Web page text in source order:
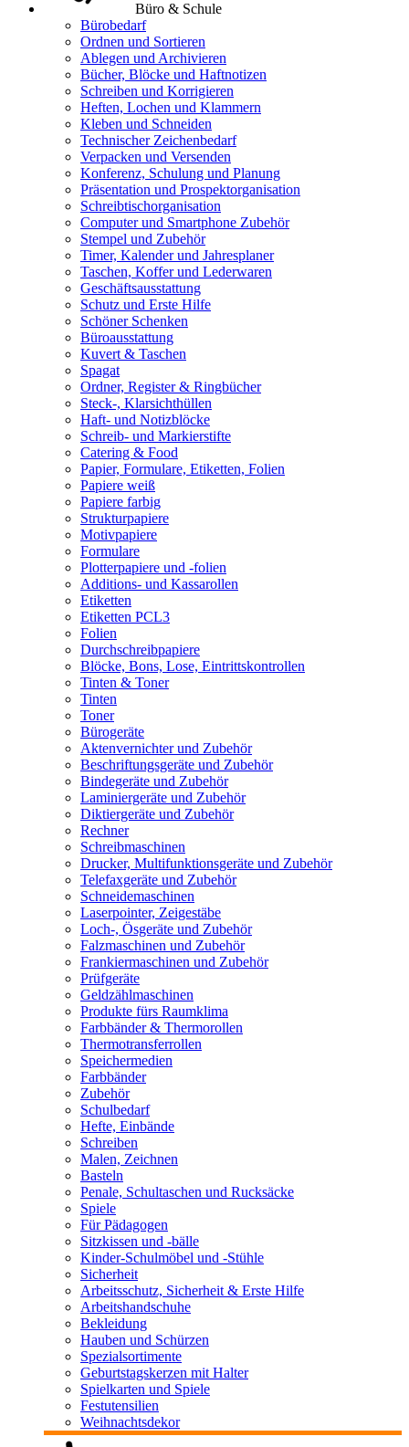
Büro & Schule
Bürobedarf
Ordnen und Sortieren
Ablegen und Archivieren
Bücher, Blöcke und Haftnotizen
Schreiben und Korrigieren
Heften, Lochen und Klammern
Kleben und Schneiden
Technischer Zeichenbedarf
Verpacken und Versenden
Konferenz, Schulung und Planung
Präsentation und Prospektorganisation
Schreibtischorganisation
Computer und Smartphone Zubehör
Stempel und Zubehör
Timer, Kalender und Jahresplaner
Taschen, Koffer und Lederwaren
Geschäftsausstattung
Schutz und Erste Hilfe
Schöner Schenken
Büroausstattung
Kuvert & Taschen
Spagat
Ordner, Register & Ringbücher
Steck-, Klarsichthüllen
Haft- und Notizblöcke
Schreib- und Markierstifte
Catering & Food
Papier, Formulare, Etiketten, Folien
Papiere weiß
Papiere farbig
Strukturpapiere
Motivpapiere
Formulare
Plotterpapiere und -folien
Additions- und Kassarollen
Etiketten
Etiketten PCL3
Folien
Durchschreibpapiere
Blöcke, Bons, Lose, Eintrittskontrollen
Tinten & Toner
Tinten
Toner
Bürogeräte
Aktenvernichter und Zubehör
Beschriftungsgeräte und Zubehör
Bindegeräte und Zubehör
Laminiergeräte und Zubehör
Diktiergeräte und Zubehör
Rechner
Schreibmaschinen
Drucker, Multifunktionsgeräte und Zubehör
Telefaxgeräte und Zubehör
Schneidemaschinen
Laserpointer, Zeigestäbe
Loch-, Ösgeräte und Zubehör
Falzmaschinen und Zubehör
Frankiermaschinen und Zubehör
Prüfgeräte
Geldzählmaschinen
Produkte fürs Raumklima
Farbbänder & Thermorollen
Thermotransferrollen
Speichermedien
Farbbänder
Zubehör
Schulbedarf
Hefte, Einbände
Schreiben
Malen, Zeichnen
Basteln
Penale, Schultaschen und Rucksäcke
Spiele
Für Pädagogen
Sitzkissen und -bälle
Kinder-Schulmöbel und -Stühle
Sicherheit
Arbeitsschutz, Sicherheit & Erste Hilfe
Arbeitshandschuhe
Bekleidung
Hauben und Schürzen
Spezialsortimente
Geburtstagskerzen mit Halter
Spielkarten und Spiele
Festutensilien
Weihnachtsdekor